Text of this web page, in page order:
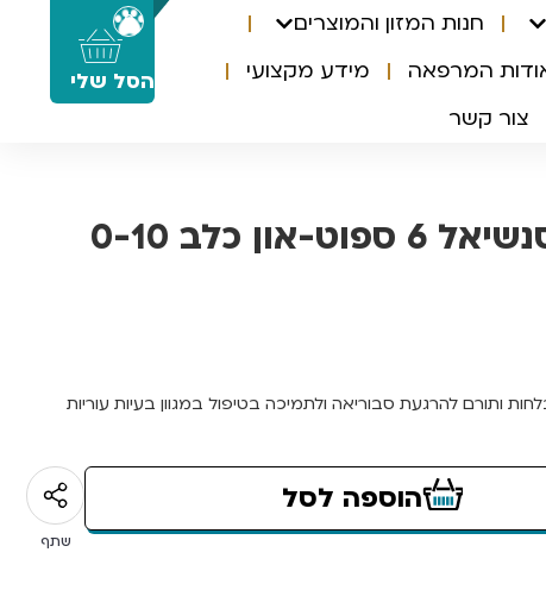
0
הסל שלי
חנות המזון והמוצרים
המרפאה
מידע מקצועי
צור קשר
דרמוסנט אסנשיאל 6 ספוט-און כלב 0-10
ותורם להרגעת סבוריאה ולתמיכה בטיפול במגוון בעיות עוריות
הוספה לסל
שתף